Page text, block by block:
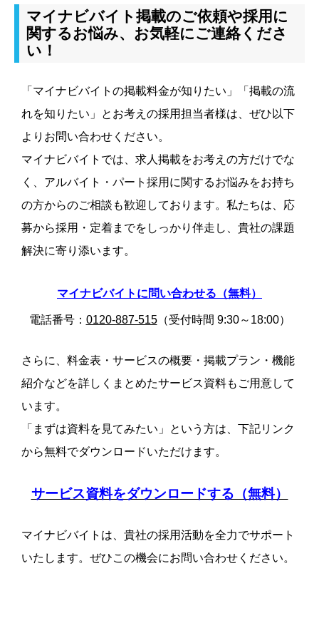
マイナビバイト掲載のご依頼や採用に
関するお悩み、お気軽にご連絡くださ
い！
「マイナビバイトの掲載料金が知りたい」「掲載の流
れを知りたい」とお考えの採用担当者様は、ぜひ以下
よりお問い合わせください。
マイナビバイトでは、求人掲載をお考えの方だけでな
く、アルバイト・パート採用に関するお悩みをお持ち
の方からのご相談も歓迎しております。私たちは、応
募から採用・定着までをしっかり伴走し、貴社の課題
解決に寄り添います。
マイナビバイトに問い合わせる（無料）
電話番号： 0120-887-515（受付時間 9:30～18:00）
さらに、料金表・サービスの概要・掲載プラン・機能
紹介などを詳しくまとめたサービス資料もご用意して
います。
「まずは資料を見てみたい」という方は、下記リンク
から無料でダウンロードいただけます。
サービス資料をダウンロードする（無料）
マイナビバイトは、貴社の採用活動を全力でサポート
いたします。ぜひこの機会にお問い合わせください。